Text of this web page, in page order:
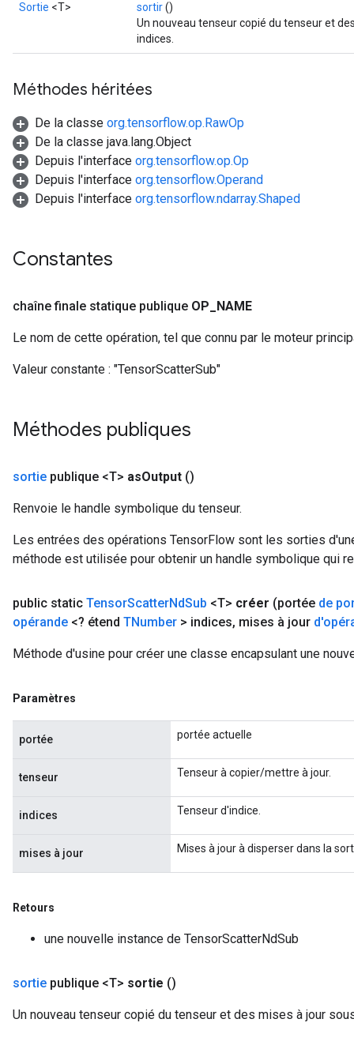
Sortie <T> sortir()
Un nouveau tenseur copié du tenseur et
indices.
Méthodes héritées
De la classe org.tensorflow.op.RawOp
De la classe java.lang.Object
Depuis l'interface org.tensorflow.op.Op
Depuis l'interface org.tensorflow.Operand
Depuis l'interface org.tensorflow.ndarray.Shaped
Constantes
chaîne finale statique publique OP NAME
Le nom de cette opération, tel que connu par le moteur
Valeur constante : "TensorScatterSub"
Méthodes publiques
sortie publique <T> asOutput ()
Renvoie le handle symbolique du tenseur.
Les entrées des opérations TensorFlow sont les sorties
méthode est utilisée pour obtenir un handle symbolique qui
public static TensorScatterNdSub <T> créer (portée de
opérande <? étend TNumber > indices, mises à jour
Méthode d'usine pour créer une classe encapsulant une
Paramètres
portée portée actuelle
tenseur Tenseur à copier/mettre à jour.
indices Tenseur d'indice.
mises à jour Mises à jour à disperser dans la
Retours
une nouvelle instance de TensorScatterNdSub
sortie publique <T> sortie ()
Un nouveau tenseur copié du tenseur et des mises à jour